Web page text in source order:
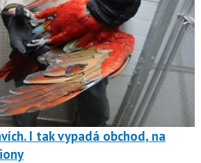
I tak vypadá obchod, na